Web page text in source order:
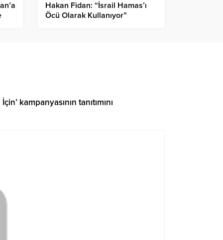
Hakan Fidan: “İsrail Hamas’ı
Öcü Olarak Kullanıyor”
kampanyasının tanıtımını